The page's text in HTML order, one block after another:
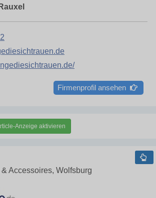
Firmenprofil ansehen
Anzeige aktivieren
Accessoires, Wolfsburg